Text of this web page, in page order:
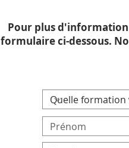
Pour plus d'information
formulaire ci-dessous.